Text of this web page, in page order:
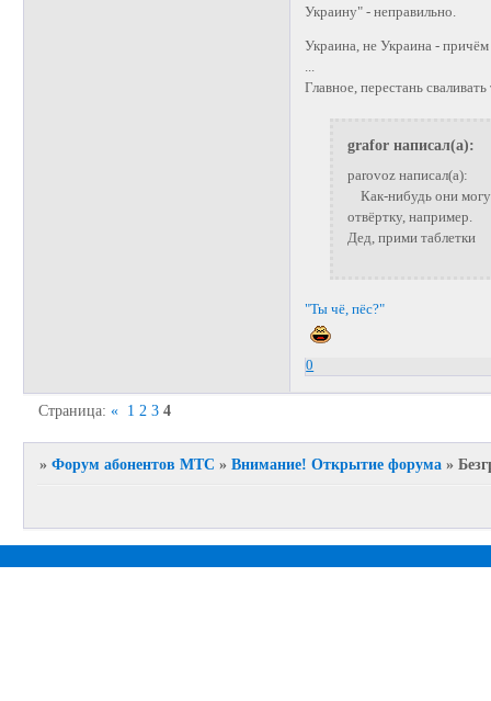
Украину" - неправильно.
Украина, не Украина -
...
Главное, перестань
grafor написал(а):
parovoz написал(а):
Как-нибудь они
отвёртку, например.
Дед, прими таблетки
"Ты чё, пёс?"
0
Страница:« 1 2 3 4
»Форум абонентов МТС »Внимание! Открытие форума »